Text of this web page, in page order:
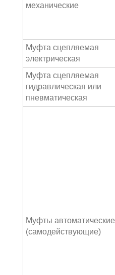
механические
Муфта сцепляемая
электрическая
Муфта сцепляемая
гидравлическая или
пневматическая
Муфты автоматические
(самодействующие)